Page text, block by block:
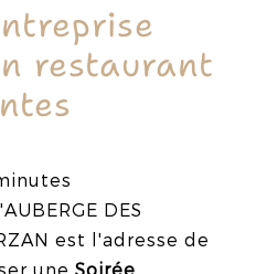
restaurant
DES
est l'adresse de
uneSoirée